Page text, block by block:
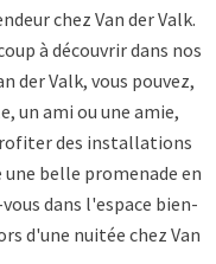
chez Van der Valk.
à découvrir dans nos
der Valk, vous pouvez,
un ami ou une amie,
des installations
belle promenade en
dans l'espace bien-
d'une nuitée chez Van